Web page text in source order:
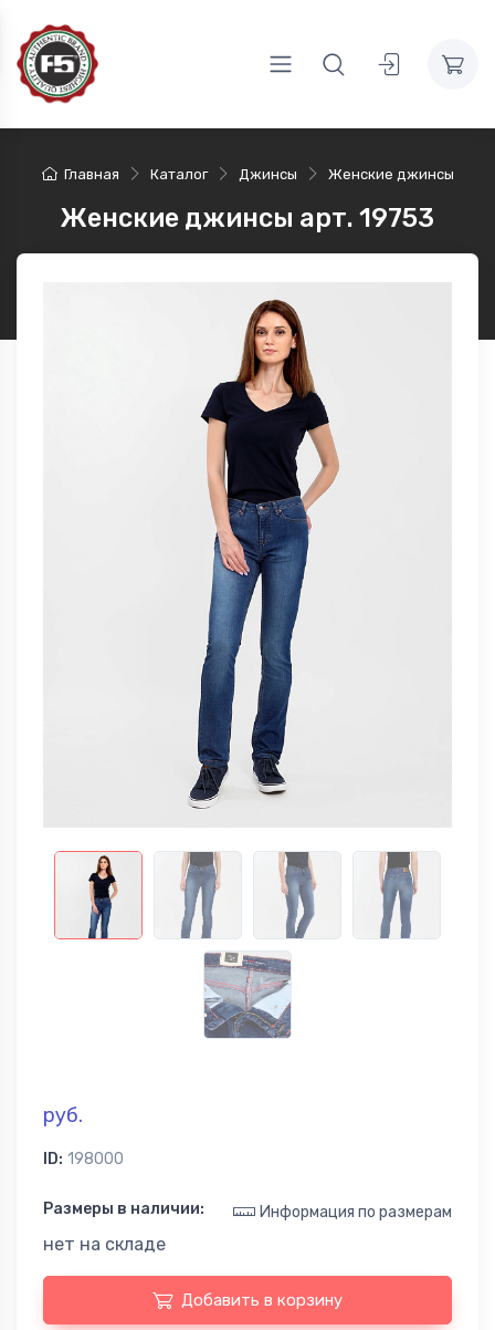
Главная Каталог Джинсы Женские джинсы
Женские джинсы арт. 19753
руб.
ID: 198000
Размеры в наличии: Информация по размерам
нет на складе
Добавить в корзину